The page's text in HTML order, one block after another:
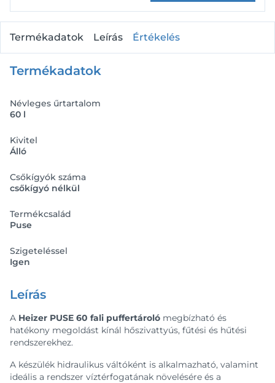
Termékadatok Leírás Értékelés
Termékadatok
Névleges űrtartalom
60 l
Kivitel
Álló
Csőkígyók száma
csőkígyó nélkül
Termékcsalád
Puse
Szigeteléssel
Igen
Leírás
A Heizer PUSE 60 fali puffertároló megbízható és
hatékony megoldást kínál hőszivattyús, fűtési és hűtési
rendszerekhez.
A készülék hidraulikus váltóként is alkalmazható, valamint
ideális a rendszer víztérfogatának növelésére és a